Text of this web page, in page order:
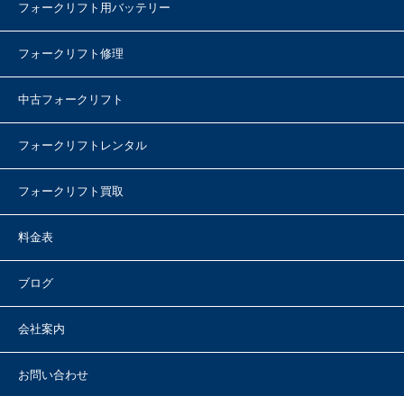
フォークリフト用バッテリー
フォークリフト修理
中古フォークリフト
フォークリフトレンタル
フォークリフト買取
料金表
ブログ
会社案内
お問い合わせ